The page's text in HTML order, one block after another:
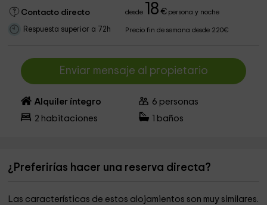
Contacto directo desde 18 €persona y noche
Respuesta superior a 72h Precio fin de semana desde 220€
Enviar mensaje al propietario
Alquiler íntegro 6 personas
2 habitaciones baños
¿Preferirías hacer una reserva directa?
Las características de estos alojamientos son muy similares.